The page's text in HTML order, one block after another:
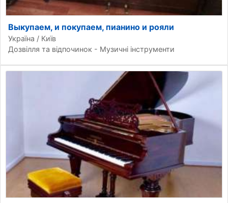
Выкупаем, и покупаем, пианино и рояли
Україна / Київ
Дозвілля та відпочинок - Музичні інструменти